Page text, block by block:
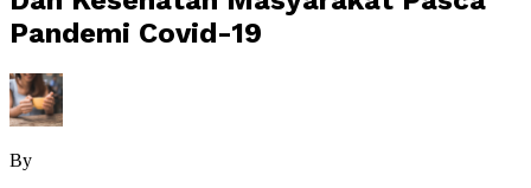
Pandemi Covid-19
By